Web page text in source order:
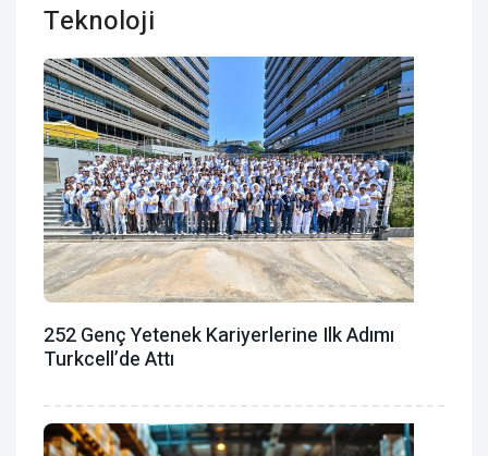
Teknoloji
252 Genç Yetenek Kariyerlerine Ilk Adımı
Turkcell’de Attı